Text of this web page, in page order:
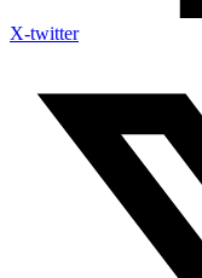
X-twitter